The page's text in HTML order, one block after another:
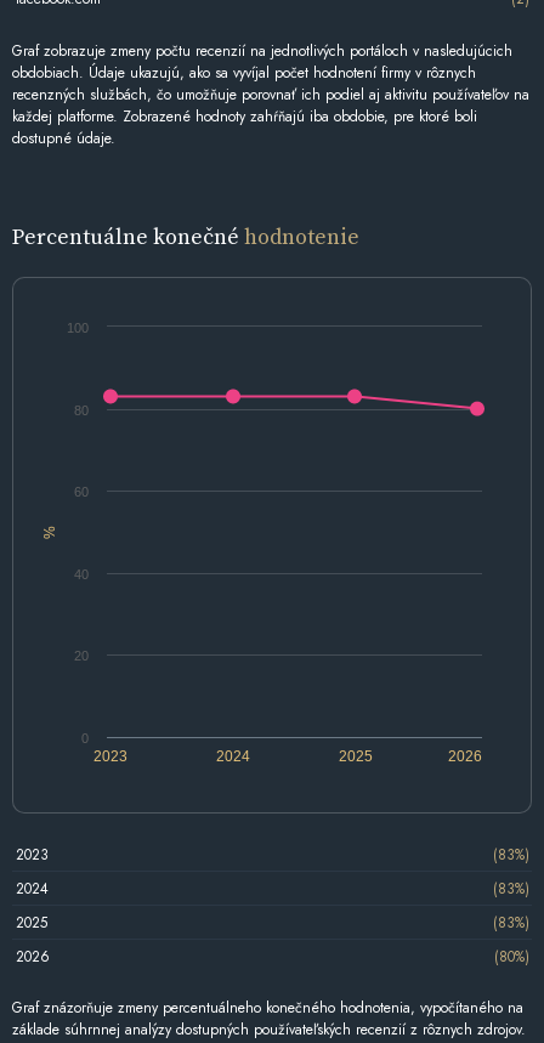
Graf zobrazuje zmeny počtu recenzií na jednotlivých portáloch v nasledujúcich
obdobiach. Údaje ukazujú, ako sa vyvíjal počet hodnotení firmy v rôznych
recenzných službách, čo umožňuje porovnať ich podiel aj aktivitu používateľov na
každej platforme. Zobrazené hodnoty zahŕňajú iba obdobie, pre ktoré boli
dostupné údaje.
Percentuálne konečné hodnotenie
%
2024 2026
2023 2025
0
20
40
60
80
100
2023
(83%)
2024
(83%)
2025
(83%)
2026
(80%)
Graf znázorňuje zmeny percentuálneho konečného hodnotenia, vypočítaného na
základe súhrnnej analýzy dostupných používateľských recenzií z rôznych zdrojov.